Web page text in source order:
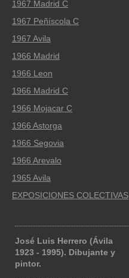
1967 Madrid C
1967 Peñíscola C
1967 Avila
1966 Madrid
1966 Leon
1966 Madrid C
1966 Mojacar C
1966 Astorga
1966 Segovia
1966 Arevalo
1965 Avila
EXPOSICIONES COLECTIVAS
José Luis Herrero (Ávila
1923 - 1995). Dibujante y
pintor.